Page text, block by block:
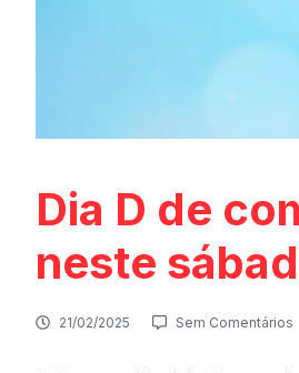
Dia D de
neste
21/02/2025 Sem Comentários